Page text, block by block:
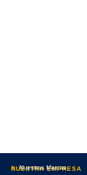
NUESTRA EMPRESA
Nuestras Marcas